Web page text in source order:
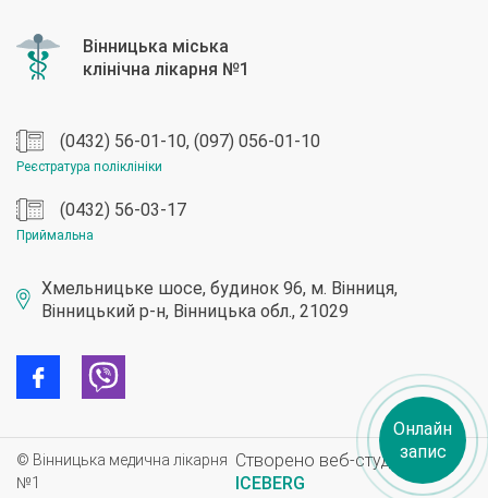
(0432) 56-01-10, (097) 056-01-10
Реєстратура поліклініки
(0432) 56-03-17
Приймальна
Хмельницьке шосе, будинок 96, м. Вінниця,
Вінницький р-н, Вінницька обл., 21029
© Вінницька медична лікарня
№1
Створено веб-студією
ICEBERG
Онлайн
запис